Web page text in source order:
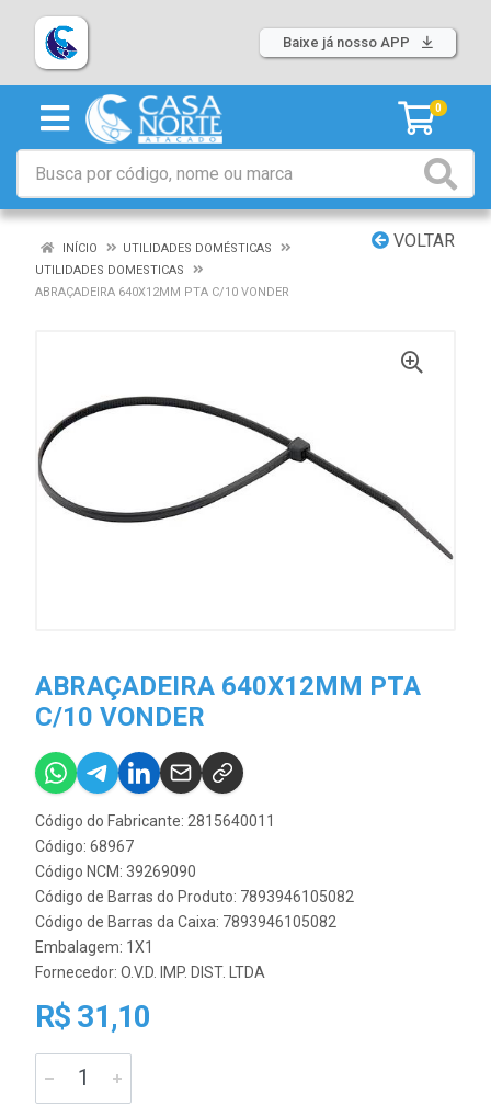
Baixe já nosso APP
0
VOLTAR
INÍCIO
UTILIDADES DOMÉSTICAS
UTILIDADES DOMESTICAS
ABRAÇADEIRA 640X12MM PTA C/10 VONDER
ABRAÇADEIRA 640X12MM PTA
C/10 VONDER
Código do Fabricante: 2815640011
Código: 68967
Código NCM: 39269090
Código de Barras do Produto: 7893946105082
Código de Barras da Caixa: 7893946105082
Embalagem: 1X1
Fornecedor: O.V.D. IMP. DIST. LTDA
R$ 31,10